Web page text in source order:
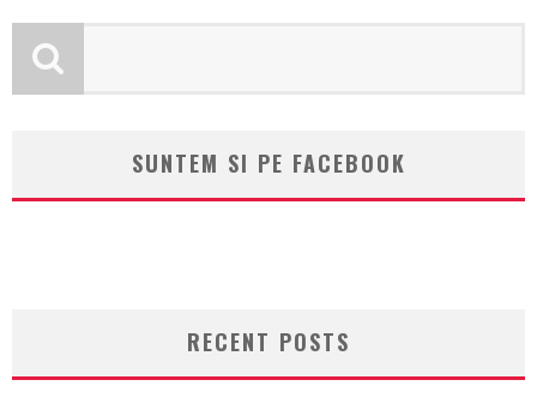
SUNTEM SI PE FACEBOOK
RECENT POSTS